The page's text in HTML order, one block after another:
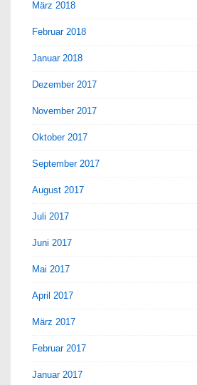
März 2018
Februar 2018
Januar 2018
Dezember 2017
November 2017
Oktober 2017
September 2017
August 2017
Juli 2017
Juni 2017
Mai 2017
April 2017
März 2017
Februar 2017
Januar 2017